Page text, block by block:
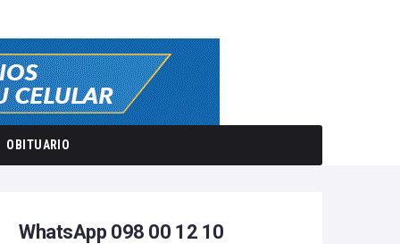
OBITUARIO
WhatsApp 098 00 12 10